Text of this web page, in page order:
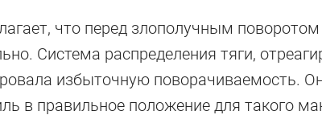
что перед злополучным
Система распределения тяги,
избыточную поворачиваемость.
в правильное положение для такого